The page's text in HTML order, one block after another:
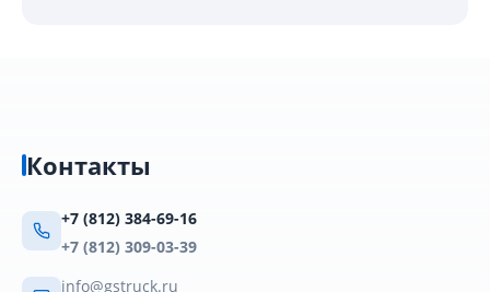
Контакты
+7 (812) 384-69-16
+7 (812) 309-03-39
info@gstruck.ru